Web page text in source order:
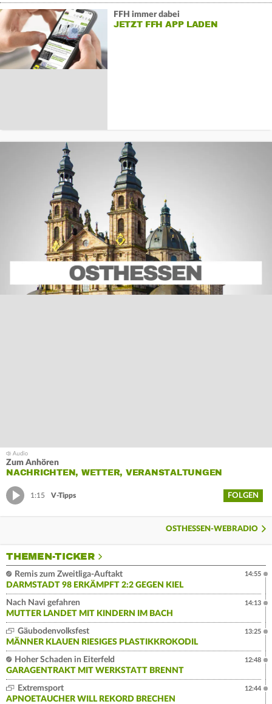
FFH immer dabei
JETZT FFH APP LADEN
Zum Anhören
NACHRICHTEN, WETTER, VERANSTALTUNGEN
1:15 V-Tipps FOLGEN
OSTHESSEN-WEBRADIO
THEMEN-TICKER
Remis zum Zweitliga-Auftakt
DARMSTADT 98 ERKÄMPFT 2:2 GEGEN KIEL
14:55
Nach Navi gefahren
MUTTER LANDET MIT KINDERN IM BACH
14:13
Gäubodenvolksfest
MÄNNER KLAUEN RIESIGES PLASTIKKROKODIL
13:25
Hoher Schaden in Eiterfeld
GARAGENTRAKT MIT WERKSTATT BRENNT
12:48
Extremsport
APNOETAUCHER WILL REKORD BRECHEN
12:44